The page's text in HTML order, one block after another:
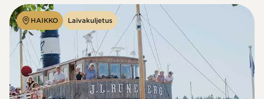
HAIKKO Laivakuljetus